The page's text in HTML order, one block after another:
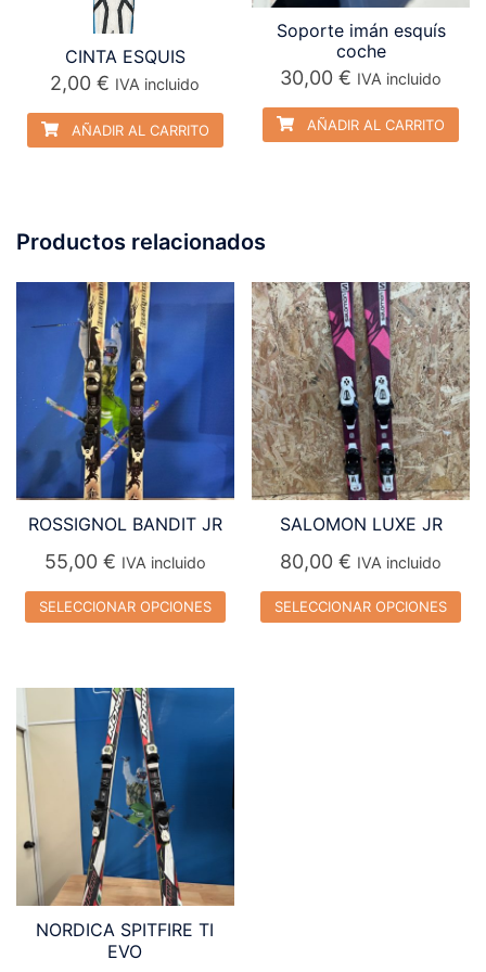
CINTA ESQUIS
2,00€ IVA incluido
AÑADIR AL CARRITO
Soporte imán esquís
coche
30,00€ IVA incluido
AÑADIR AL CARRITO
Productos relacionados
ROSSIGNOL BANDIT JR
55,00 € IVA incluido
SELECCIONAR OPCIONES
tiene
múltiples
variantes.
Las
opciones
se
pueden
elegir
en
la
SALOMON LUXE JR
80,00€ IVA incluido
SELECCIONAR OPCIONES
NORDICA SPITFIRE TI
EVO